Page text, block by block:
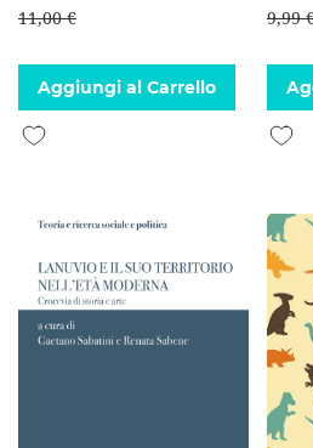
11,00 €
Aggiungi al Carrello
Aggiungi alla lista desideri
9,99